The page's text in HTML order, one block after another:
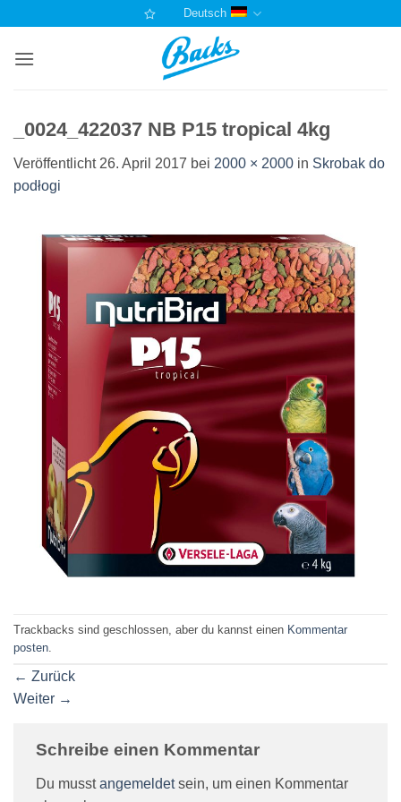
springen
Deutsch
_0024_422037 NB P15 tropical 4kg
Veröffentlicht 26. April 2017 bei 2000 × 2000 in Skrobak do
podłogi
Trackbacks sind geschlossen, aber du kannst einen Kommentar
posten
← Zurück
Weiter →
Schreibe einen Kommentar
Du musstangemeldetsein, um einen Kommentar